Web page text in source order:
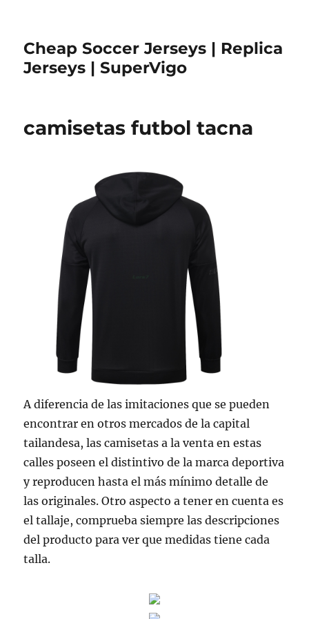
Cheap Soccer Jerseys | Replica
Jerseys | SuperVigo
camisetas futbol tacna
A diferencia de las imitaciones que se pueden
encontrar en otros mercados de la capital
tailandesa, las camisetas a la venta en estas
calles poseen el distintivo de la marca deportiva
y reproducen hasta el más mínimo detalle de
las originales. Otro aspecto a tener en cuenta es
el tallaje, comprueba siempre las descripciones
del producto para ver que medidas tiene cada
talla.